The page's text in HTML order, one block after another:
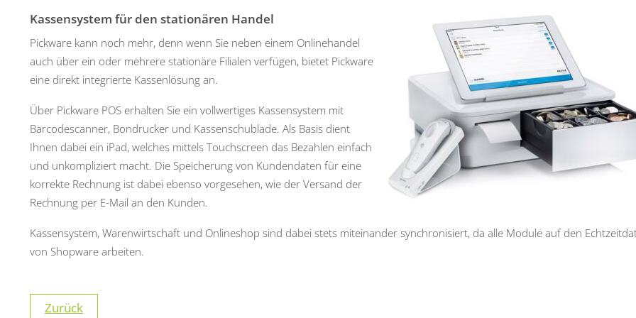
Kassensystem für den stationären Handel
Pickware kann noch mehr, denn wenn Sie neben einem Onlinehandel
auch über ein oder mehrere stationäre Filialen verfügen, bietet Pickware
eine direkt integrierte Kassenlösung an.
Über Pickware POS erhalten Sie ein vollwertiges Kassensystem mit
Barcodescanner, Bondrucker und Kassenschublade. Als Basis dient
Ihnen dabei ein iPad, welches mittels Touchscreen das Bezahlen einfach
und unkompliziert macht. Die Speicherung von Kundendaten für eine
korrekte Rechnung ist dabei ebenso vorgesehen, wie der Versand der
Rechnung per E-Mail an den Kunden.
Kassensystem, Warenwirtschaft und Onlineshop sind dabei stets miteinander synchronisiert, da alle Module auf den
von Shopware arbeiten.
Zurück